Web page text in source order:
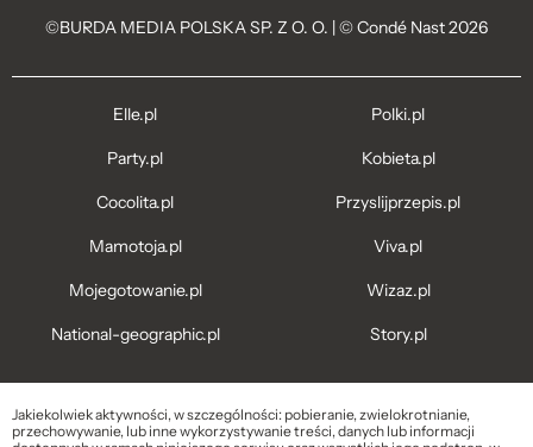
©BURDA MEDIA POLSKA SP. Z O. O. | © Condé Nast 2026
Elle.pl
Party.pl
Cocolita.pl
Mamotoja.pl
Mojegotowanie.pl
National-geographic.pl
Polki.pl
Kobieta.pl
Przyslijprzepis.pl
Viva.pl
Wizaz.pl
Story.pl
Jakiekolwiek aktywności, w szczególności: pobieranie, zwielokrotnianie,
przechowywanie, lub inne wykorzystywanie treści, danych lub informacji